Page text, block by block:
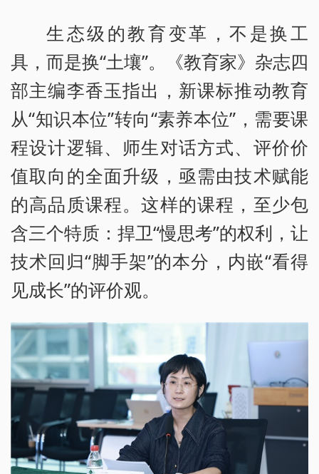
生态级的教育变革，不是换工
具，而是换“土壤”。《教育家》杂志四
部主编李香玉指出，新课标推动教育
从“知识本位”转向“素养本位”，需要课
程设计逻辑、师生对话方式、评价价
值取向的全面升级，亟需由技术赋能
的高品质课程。这样的课程，至少包
含三个特质：捍卫“慢思考”的权利，让
技术回归“脚手架”的本分，内嵌“看得
见成长”的评价观。